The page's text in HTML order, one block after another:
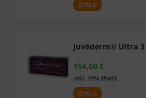
Details
Juvéderm® Ultra 3
154,60€
inkl. 19% MwSt.
Details